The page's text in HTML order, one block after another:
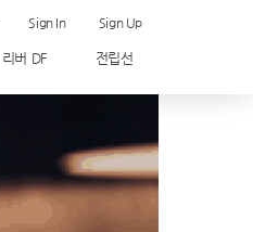
Sign In Sign Up
리버 DF 전립선